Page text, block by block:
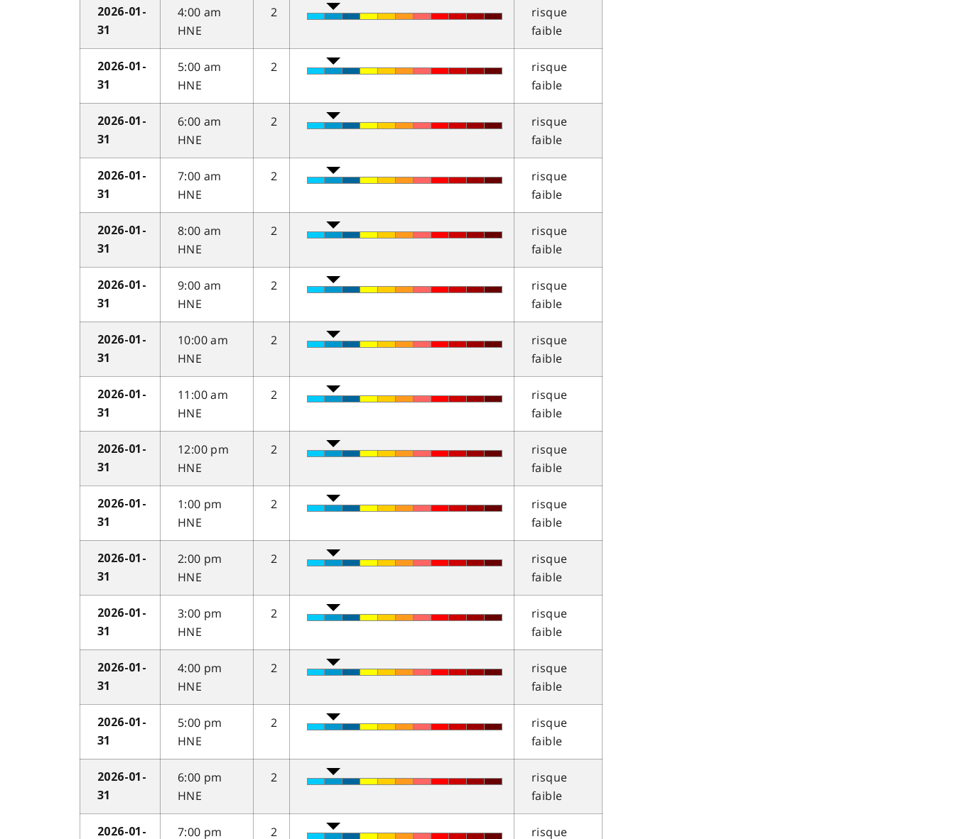
2026-01-
31
4:00 am
HNE
2
risque
faible
2026-01-
31
5:00 am
HNE
2
risque
faible
2026-01-
31
6:00 am
HNE
2
risque
faible
2026-01-
31
7:00 am
HNE
2
risque
faible
2026-01-
31
8:00 am
HNE
2
risque
faible
2026-01-
31
9:00 am
HNE
2
risque
faible
2026-01-
31
10:00 am
HNE
2
risque
faible
2026-01-
31
11:00 am
HNE
2
risque
faible
2026-01-
31
12:00 pm
HNE
2
risque
faible
2026-01-
31
1:00 pm
HNE
2
risque
faible
2026-01-
31
2:00 pm
HNE
2
risque
faible
2026-01-
31
3:00 pm
HNE
2
risque
faible
2026-01-
31
4:00 pm
HNE
2
risque
faible
2026-01-
31
5:00 pm
HNE
2
risque
faible
2026-01-
31
6:00 pm
HNE
2
risque
faible
2026-01-
7:00 pm
2
risque